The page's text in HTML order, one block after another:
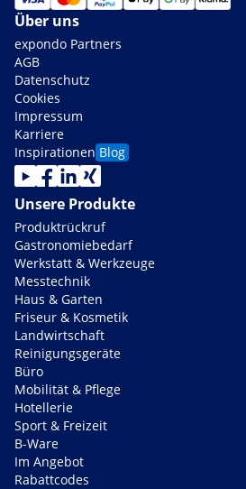
Über uns
expondo Partners
AGB
Datenschutz
Cookies
Impressum
Karriere
Inspirationen Blog
Unsere Produkte
Produktrückruf
Gastronomiebedarf
Werkstatt & Werkzeuge
Messtechnik
Haus & Garten
Friseur & Kosmetik
Landwirtschaft
Reinigungsgeräte
Büro
Mobilität & Pflege
Hotellerie
Sport & Freizeit
B-Ware
Im Angebot
Rabattcodes